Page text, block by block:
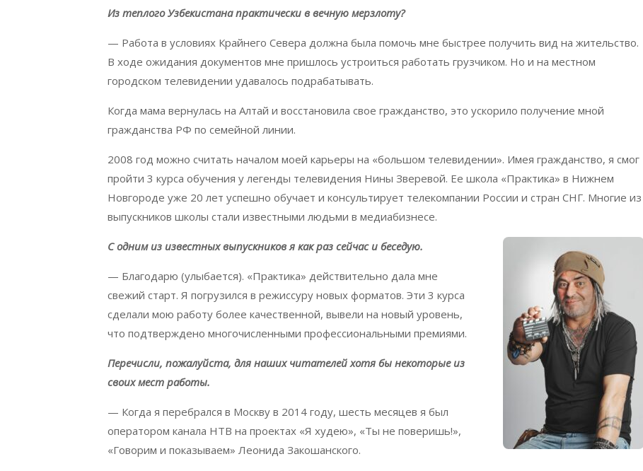
Из теплого Узбекистана практически в вечную мерзлоту?
— Работа в условиях Крайнего Севера должна была помочь мне быстрее получить вид на жительство.
В ходе ожидания документов мне пришлось устроиться работать грузчиком. Но и на местном
городском телевидении удавалось подрабатывать.
Когда мама вернулась на Алтай и восстановила свое гражданство, это ускорило получение мной
гражданства РФ по семейной линии.
2008 год можно считать началом моей карьеры на «большом телевидении». Имея гражданство, я смог
пройти 3 курса обучения у легенды телевидения Нины Зверевой. Ее школа «Практика» в Нижнем
Новгороде уже 20 лет успешно обучает и консультирует телекомпании России и стран СНГ. Многие из
выпускников школы стали известными людьми в медиабизнесе.
С одним из известных выпускников я как раз сейчас и беседую.
— Благодарю (улыбается). «Практика» действительно дала мне
свежий старт. Я погрузился в режиссуру новых форматов. Эти 3 курса
сделали мою работу более качественной, вывели на новый уровень,
что подтверждено многочисленными профессиональными премиями.
Перечисли, пожалуйста, для наших читателей хотя бы некоторые из
своих мест работы.
— Когда я перебрался в Москву в 2014 году, шесть месяцев я был
оператором канала НТВ на проектах «Я худею», «Ты не поверишь!»,
«Говорим и показываем» Леонида Закошанского.